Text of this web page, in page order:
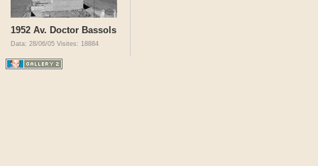
1952 Av. Doctor Bassols
Data: 28/06/05 Visites: 18884